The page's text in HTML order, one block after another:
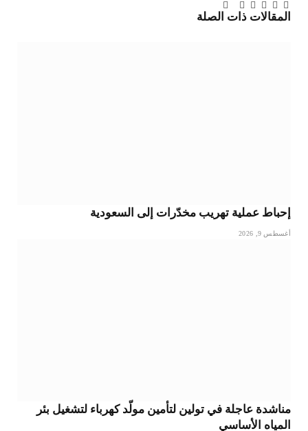
فيسبوك
تويتربينتيريست
لينكدإن
Tumblr
تيلقرام
البريد
الإلكتروني
المقالات ذات الصلة
إحباط عملية تهريب مخدّرات إلى السعودية
أغسطس 9, 2026
مناشدة عاجلة في تولين لتأمين مولّد كهرباء لتشغيل بئر
المياه الأساسي